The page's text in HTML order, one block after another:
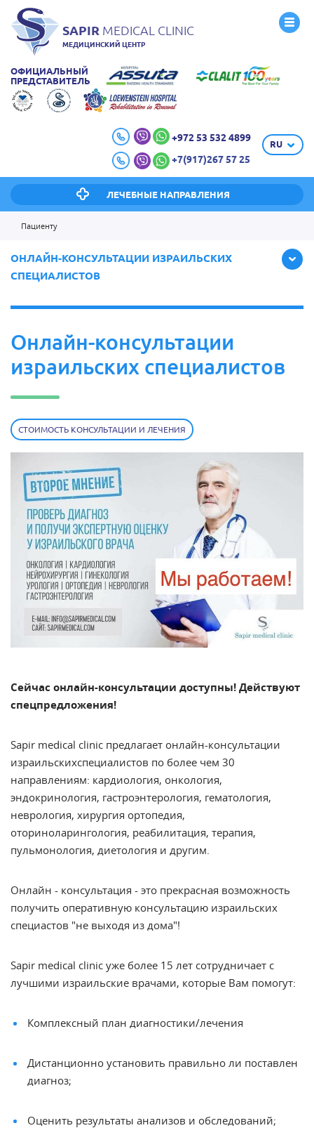
SAPIR MEDICAL CLINIC
МЕДИЦИНСКИЙ ЦЕНТР
ОФИЦИАЛЬНЫЙ
ПРЕДСТАВИТЕЛЬ
+972 53 532 4899
+7(917)267 57 25
RU
ЛЕЧЕБНЫЕ НАПРАВЛЕНИЯ
Пациенту
ОНЛАЙН-КОНСУЛЬТАЦИИ ИЗРАИЛЬСКИХ
СПЕЦИАЛИСТОВ
Онлайн-консультации
израильских специалистов
СТОИМОСТЬ КОНСУЛЬТАЦИИ И ЛЕЧЕНИЯ
Сейчас онлайн-консультации доступны! Действуют
спецпредложения!
Sapir medical clinic предлагает онлайн-консультации
израильскихспециалистов по более чем 30
направлениям: кардиология, онкология,
эндокринология, гастроэнтерология, гематология,
неврология, хирургия ортопедия,
оториноларингология, реабилитация, терапия,
пульмонология, диетология и другим.
Онлайн - консультация - это прекрасная возможность
получить оперативную консультацию израильских
специастов "не выходя из дома"!
Sapir medical clinic уже более 15 лет сотрудничает с
лучшими израильские врачами, которые Вам помогут:
Комплексный план диагностики/лечения
Дистанционно установить правильно ли поставлен
диагноз;
Оценить результаты анализов и обследований;